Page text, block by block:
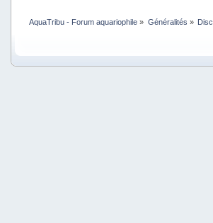
AquaTribu - Forum aquariophile » Généralités »